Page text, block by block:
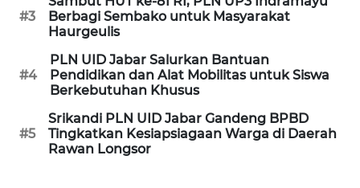
#3
Berbagi Sembako untuk Masyarakat
Haurgeulis
#4
PLN UID Jabar Salurkan Bantuan
Pendidikan dan Alat Mobilitas untuk Siswa
Berkebutuhan Khusus
#5
Srikandi PLN UID Jabar Gandeng BPBD
Tingkatkan Kesiapsiagaan Warga di Daerah
Rawan Longsor
WN
MAJALENGKA
WN
SUBANG
WN